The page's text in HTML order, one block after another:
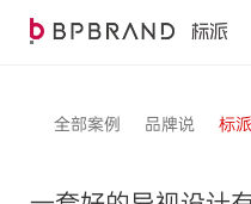
全部案例 品牌说 标